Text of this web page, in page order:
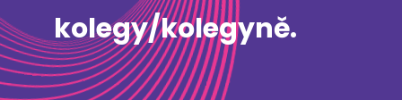
kolegy/kolegyně.